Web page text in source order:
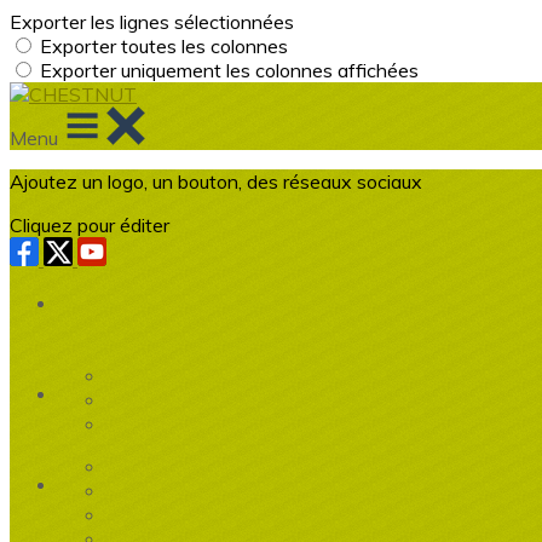
Exporter les lignes sélectionnées
Exporter toutes les colonnes
Exporter uniquement les colonnes affichées
Menu
Ajoutez un logo, un bouton, des réseaux sociaux
Cliquez pour éditer